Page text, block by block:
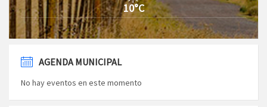
10°C
AGENDA MUNICIPAL
No hay eventos en este momento